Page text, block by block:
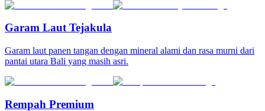
Garam Laut Tejakula
Garam laut panen tangan dengan mineral alami dan rasa murni dari
pantai utara Bali yang masih asri.
Rempah Premium